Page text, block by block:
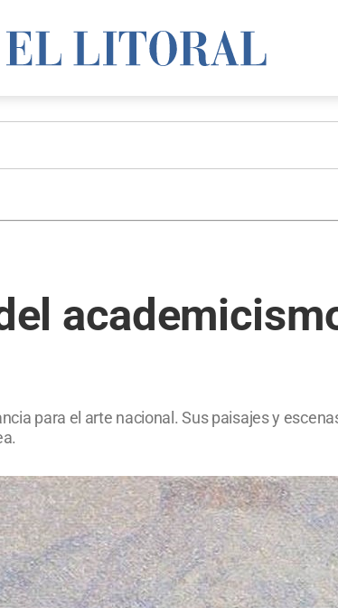
para el arte nacional. Sus paisajes y